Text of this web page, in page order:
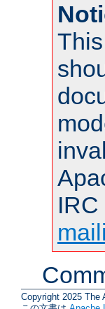
Copyright 2025 The